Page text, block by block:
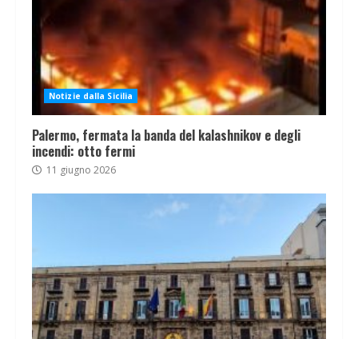
Notizie dalla Sicilia
Palermo, fermata la banda del kalashnikov e degli
incendi: otto fermi
11 giugno 2026